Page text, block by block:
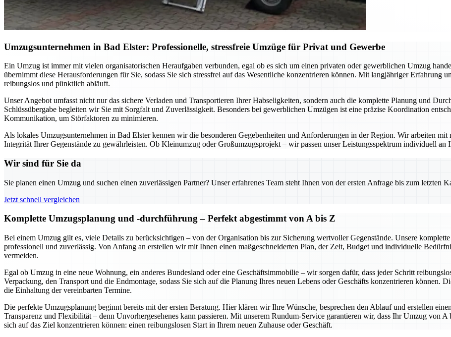
Umzugsunternehmen in Bad Elster: Professionelle, stressfreie Umzüge für Privat und Gewerbe
Ein Umzug ist immer mit vielen organisatorischen Heraufgaben verbunden, egal ob es sich um einen privaten oder gewerblichen Umzug
übernimmt diese Herausforderungen für Sie, sodass Sie sich stressfrei auf das Wesentliche konzentrieren können. Mit langjähriger Erfahrung
reibungslos und pünktlich abläuft.
Unser Angebot umfasst nicht nur das sichere Verladen und Transportieren Ihrer Habseligkeiten, sondern auch die komplette Planung und
Schlüssübergabe begleiten wir Sie mit Sorgfalt und Zuverlässigkeit. Besonders bei gewerblichen Umzügen ist eine präzise Koordination
Kommunikation, um Störfaktoren zu minimieren.
Als lokales Umzugsunternehmen in Bad Elster kennen wir die besonderen Gegebenheiten und Anforderungen in der Region. Wir arbeiten
Integrität Ihrer Gegenstände zu gewährleisten. Ob Kleinumzug oder Großumzugsprojekt – wir passen unser Leistungsspektrum individuell
Wir sind für Sie da
Sie planen einen Umzug und suchen einen zuverlässigen Partner? Unser erfahrenes Team steht Ihnen von der ersten Anfrage bis zum letzten
Jetzt schnell vergleichen
Komplette Umzugsplanung und -durchführung – Perfekt abgestimmt von A bis Z
Bei einem Umzug gilt es, viele Details zu berücksichtigen – von der Organisation bis zur Sicherung wertvoller Gegenstände. Unsere
professionell und zuverlässig. Von Anfang an erstellen wir mit Ihnen einen maßgeschneiderten Plan, der Zeit, Budget und individuelle
vermeiden.
Egal ob Umzug in eine neue Wohnung, ein anderes Bundesland oder eine Geschäftsimmobilie – wir sorgen dafür, dass jeder Schritt
Verpackung, den Transport und die Endmontage, sodass Sie sich auf die Planung Ihres neuen Lebens oder Geschäfts konzentrieren
die Einhaltung der vereinbarten Termine.
Die perfekte Umzugsplanung beginnt bereits mit der ersten Beratung. Hier klären wir Ihre Wünsche, besprechen den Ablauf und erstellen
Transparenz und Flexibilität – denn Unvorhergesehenes kann passieren. Mit unserem Rundum-Service garantieren wir, dass Ihr Umzug von
sich auf das Ziel konzentrieren können: einen reibungslosen Start in Ihrem neuen Zuhause oder Geschäft.